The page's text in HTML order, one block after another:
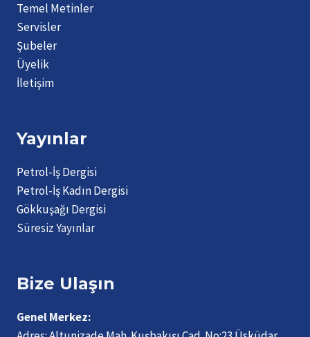
Temel Metinler
Servisler
Şubeler
Üyelik
İletişim
Yayınlar
Petrol-İş Dergisi
Petrol-İş Kadın Dergisi
Gökkuşağı Dergisi
Süresiz Yayınlar
Bize Ulaşın
Genel Merkez: